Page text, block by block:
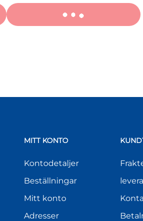
MITT KONTO
Kontodetaljer
Beställningar
Mitt konto
Adresser